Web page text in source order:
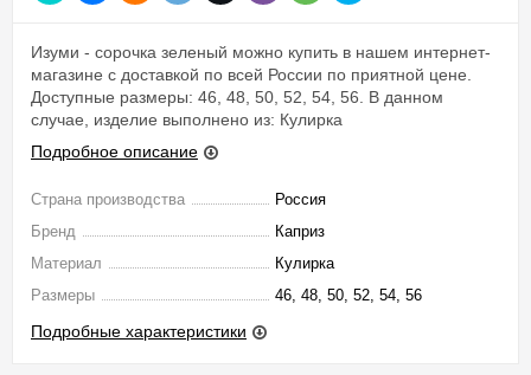
Изуми - сорочка зеленый можно купить в нашем интернет-
магазине с доставкой по всей России по приятной цене.
Доступные размеры: 46, 48, 50, 52, 54, 56. В данном
случае, изделие выполнено из: Кулирка
Подробное описание
Страна производства
Россия
Бренд
Каприз
Материал
Кулирка
Размеры
46, 48, 50, 52, 54, 56
Подробные характеристики